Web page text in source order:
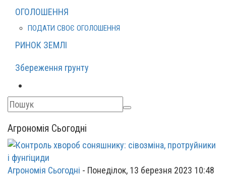
ОГОЛОШЕННЯ
ПОДАТИ СВОЄ ОГОЛОШЕННЯ
РИНОК ЗЕМЛІ
Збереження грунту
Агрономія Сьогодні
Агрономія Сьогодні - Понеділок, 13 березня 2023 10:48